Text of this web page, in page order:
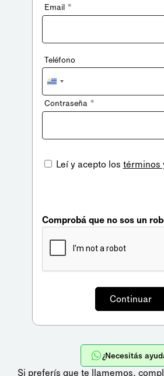
Email *
Teléfono
Uruguay
+598
Contraseña *
Leí y acepto los términos
Comprobá que no sos un
¿Necesitás
Si preferís que te llamemos,